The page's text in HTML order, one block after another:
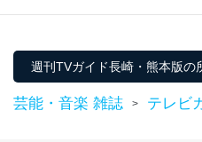
株式会社富士山マガジンサ
TEL：0570-200-223
FAX：03-5459-7073
e-mail：cs@fujisan.co.jp
改訂：2025年2月20日
週刊TVガイド長崎・熊本版の
芸能・音楽 雑誌 > テレビ